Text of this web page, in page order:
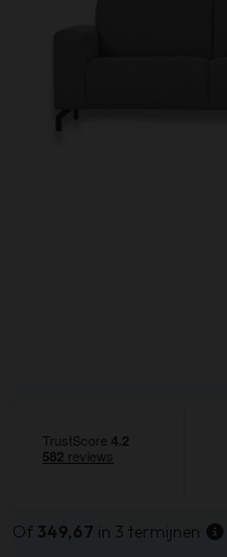
Of 349,67 in 3 termijnen